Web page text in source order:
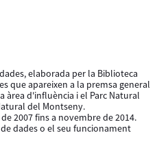
elaborada per la Biblioteca
que apareixen a la premsa general
àrea d'influència i el Parc Natural
del Montseny.
2007 fins a novembre de 2014.
dades o el seu funcionament